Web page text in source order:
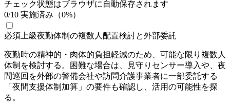
チェック状態はブラウザに自動保存されます
0/10 実施済み（0%）
必須 上級夜勤体制の複数人配置検討と外部委託
夜勤時の精神的・肉体的負担軽減のため、可能な限り複数人
体制を検討する。困難な場合は、見守りセンサー導入や、夜
間巡回を外部の警備会社や訪問介護事業者に一部委託する
「夜間支援体制加算」の要件も確認し、活用の可能性を探
る。